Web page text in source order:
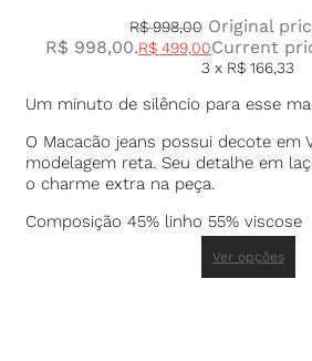
R$998,00 Original
R$ 998,00.R$ 499,00Current
3 x R$ 166,33
Um minuto de silêncio para esse
O Macacão jeans possui decote em
modelagem reta. Seu detalhe em
o charme extra na peça.
Composição 45% linho 55% viscose
Ver opções